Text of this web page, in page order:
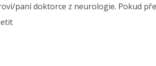
paní doktorce z neurologie. Pokud